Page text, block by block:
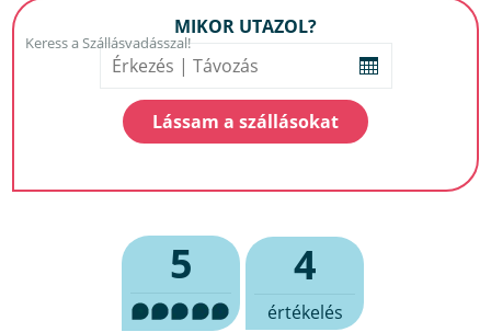
MIKOR UTAZOL?
5 4
értékelés